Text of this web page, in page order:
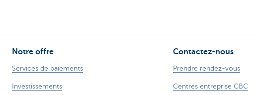
Notre offre
Services de paiements
Investissements
Contactez-nous
Prendre rendez-vous
Centres entreprise CBC